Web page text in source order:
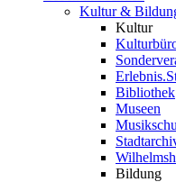
Kultur &
Kultur
Bibliothek
Museen
Bildung